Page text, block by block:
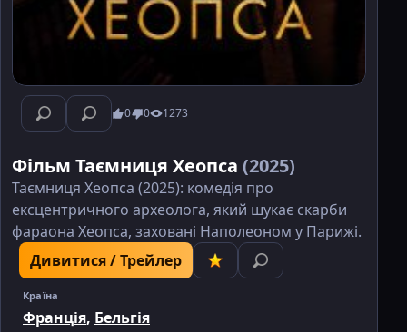
0 0 1273
Фільм Таємниця Хеопса (2025)
Таємниця Хеопса (2025): комедія про
ексцентричного археолога, який шукає скарби
фараона Хеопса, заховані Наполеоном у Парижі.
Дивитися / Трейлер
Країна
Франція, Бельгія